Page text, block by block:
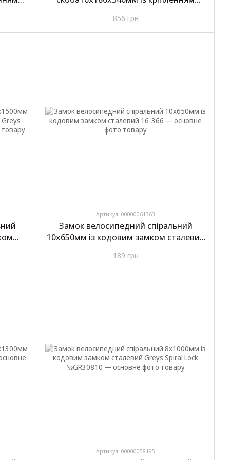
Lock№GR33016
856 грн
Артикул: 00000061363
Замок велосипедний спіральний
10х650мм із кодовим замком сталевий
189 грн
Артикул: 00000058195